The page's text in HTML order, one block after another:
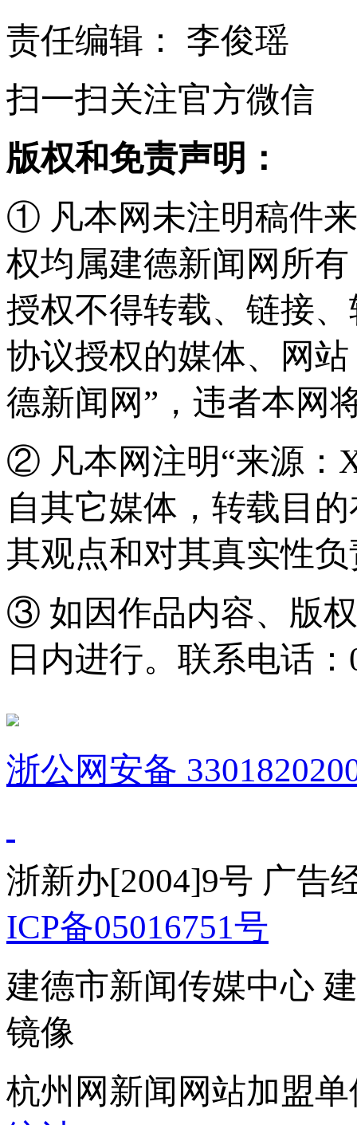
责任编辑： 李俊瑶
扫一扫关注官方微信
版权和免责声明：
① 凡本网未注明稿件
权均属建德新闻网所
授权不得转载、链接
协议授权的媒体、网
德新闻网”，违者本网
② 凡本网注明“来源：
自其它媒体，转载目
其观点和对其真实性
③ 如因作品内容、版
日内进行。联系电话：
浙公网安备
浙新办[2004]9号 广告
ICP备05016751号
建德市新闻传媒中心
镜像
杭州网新闻网站加盟